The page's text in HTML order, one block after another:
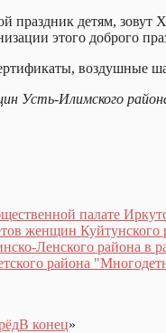
праздник детям,
этого доброго
воздушные
Усть-Илимского
палате
женщин Куйтунского
Ленского района в
района
В конец»